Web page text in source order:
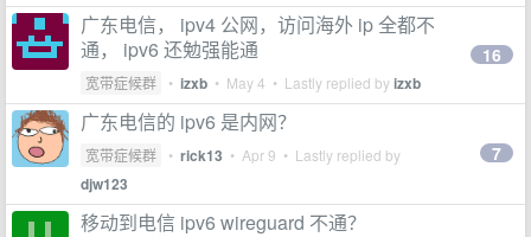
广东电信， ipv4 公网，访问海外 ip 全都不
通， ipv6 还勉强能通
宽带症候群 • izxb • May 4 • Lastly replied byizxb
16
广东电信的 ipv6 是内网？
宽带症候群 • rick13 • Apr 9 • Lastly replied by
djw123
7
移动到电信 ipv6 wireguard 不通？